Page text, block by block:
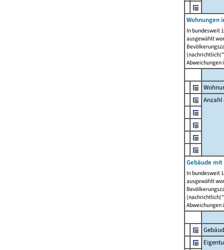
Wohnungen
In bundesweit
ausgewählt
Abweichungen
Anzahl
Gebäude
In bundesweit
ausgewählt
Abweichungen